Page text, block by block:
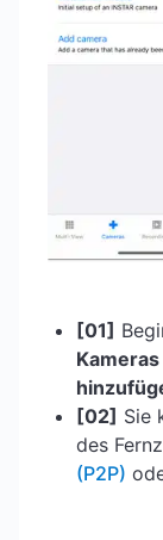
[01]
Kameras
[02] Sie
des
(P2P)